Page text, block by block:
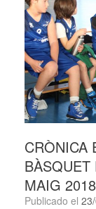
CRÒNICA
BÀSQUET
MAIG 2018
Publicado el